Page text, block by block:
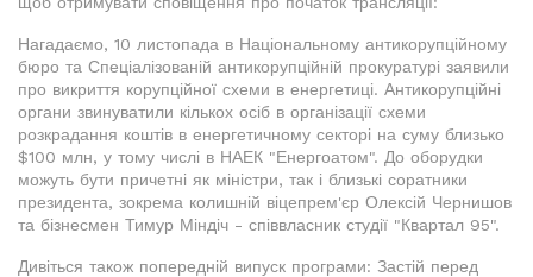
Нагадаємо, 10 листопада в Національному антикорупційному
бюро та Спеціалізованій антикорупційній прокуратурі заявили
про викриття корупційної схеми в енергетиці. Антикорупційні
органи звинуватили кількох осіб в організації схеми
розкрадання коштів в енергетичному секторі на суму близько
$100 млн, у тому числі в НАЕК "Енергоатом". До оборудки
можуть бути причетні як міністри, так і близькі соратники
президента, зокрема колишній віцепрем'єр Олексій Чернишов
та бізнесмен Тимур Міндіч - співвласник студії "Квартал 95".
Дивіться також попередній випуск програми: Застій перед